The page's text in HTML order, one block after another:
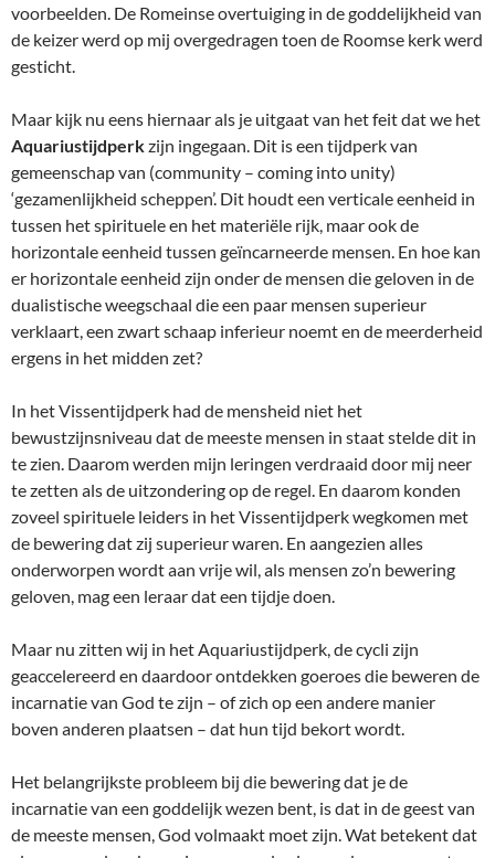
voorbeelden. De Romeinse overtuiging in de goddelijkheid van
de keizer werd op mij overgedragen toen de Roomse kerk werd
gesticht.
Maar kijk nu eens hiernaar als je uitgaat van het feit dat we het
Aquariustijdperkzijn ingegaan. Dit is een tijdperk van
gemeenschap van (community – coming into unity)
‘gezamenlijkheid scheppen’. Dit houdt een verticale eenheid in
tussen het spirituele en het materiële rijk, maar ook de
horizontale eenheid tussen geïncarneerde mensen. En hoe kan
er horizontale eenheid zijn onder de mensen die geloven in de
dualistische weegschaal die een paar mensen superieur
verklaart, een zwart schaap inferieur noemt en de meerderheid
ergens in het midden zet?
In het Vissentijdperk had de mensheid niet het
bewustzijnsniveau dat de meeste mensen in staat stelde dit in
te zien. Daarom werden mijn leringen verdraaid door mij neer
te zetten als de uitzondering op de regel. En daarom konden
zoveel spirituele leiders in het Vissentijdperk wegkomen met
de bewering dat zij superieur waren. En aangezien alles
onderworpen wordt aan vrije wil, als mensen zo’n bewering
geloven, mag een leraar dat een tijdje doen.
Maar nu zitten wij in het Aquariustijdperk, de cycli zijn
geaccelereerd en daardoor ontdekken goeroes die beweren de
incarnatie van God te zijn – of zich op een andere manier
boven anderen plaatsen – dat hun tijd bekort wordt.
Het belangrijkste probleem bij die bewering dat je de
incarnatie van een goddelijk wezen bent, is dat in de geest van
de meeste mensen, God volmaakt moet zijn. Wat betekent dat